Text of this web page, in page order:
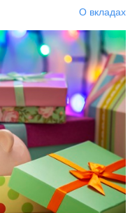
О вкладах